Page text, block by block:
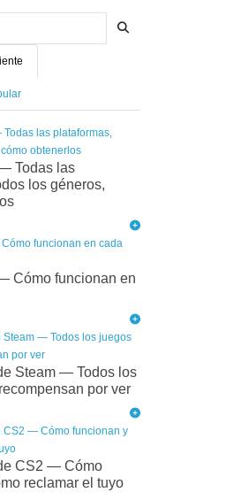
Todas las
los géneros,
Cómo funcionan en
Steam — Todos los
por ver
CS2 — Cómo
reclamar el tuyo